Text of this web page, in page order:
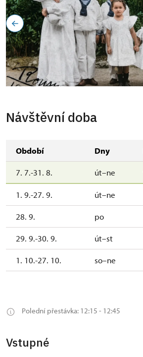
Návštěvní doba
Období Dny
7. 7.-31. 8. út–ne
1. 9.-27. 9. út–ne
28. 9. po
29. 9.-30. 9. út–st
1. 10.-27. 10. so–ne
1. 11. ne
2. 11.-18.
Polední přestávka: 12:15 - 12:45
Vstupné